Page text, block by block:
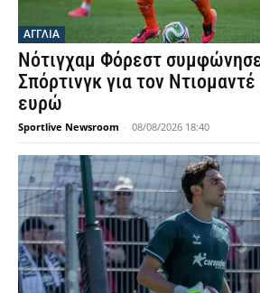
ΑΓΓΛΙΑ
Νότιγχαμ Φόρεστ
Σπόρτινγκ για τον
ευρώ
Sportlive Newsroom - 08/08/2026 18:40